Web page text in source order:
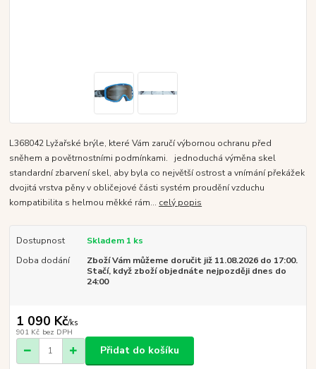
L368042 Lyžařské brýle, které Vám zaručí výbornou ochranu před
sněhem a povětrnostními podmínkami. jednoduchá výměna skel
standardní zbarvení skel, aby byla co největší ostrost a vnímání překážek
dvojitá vrstva pěny v obličejové části systém proudění vzduchu
kompatibilita s helmou měkké rám... celý popis
Dostupnost
Skladem 1 ks
Doba dodání
Zboží Vám můžeme doručit již 11.08.2026 do 17:00.
Stačí, když zboží objednáte nejpozději dnes do
24:00
1 090 Kč/ks
901 Kč bez DPH
Přidat do košíku